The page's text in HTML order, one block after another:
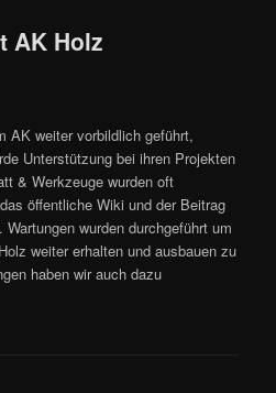
AK Holz
AK weiter vorbildlich geführt,
Unterstützung bei ihren Projekten
& Werkzeuge wurden oft
öffentliche Wiki und der Beitrag
wurden durchgeführt um
weiter erhalten und ausbauen zu
haben wir auch dazu